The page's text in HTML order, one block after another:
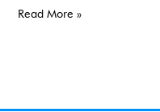
Read More »